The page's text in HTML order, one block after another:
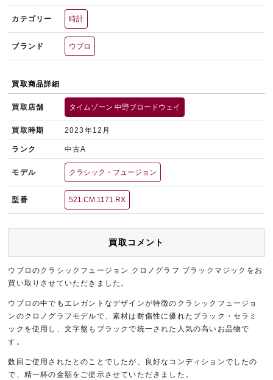
カテゴリー 時計
ブランド ウブロ
買取商品詳細
買取店舗 タイムゾーン 中野ブロードウェイ
買取時期 2023年12月
ランク 中古A
モデル クラシック・フュージョン
型番 521.CM.1171.RX
買取コメント
ウブロのクラシックフュージョン クロノグラフ ブラックマジックをお
買い取りさせていただきました。
ウブロの中でもエレガントなデザインが特徴のクラシックフュージョ
ンのクロノグラフモデルで、素材は耐傷性に優れたブラック・セラミ
ックを使用し、文字盤もブラックで統一された人気の高いお品物で
す。
数回ご使用されたとのことでしたが、良好なコンディションでしたの
で、精一杯の金額をご提示させていただきました。